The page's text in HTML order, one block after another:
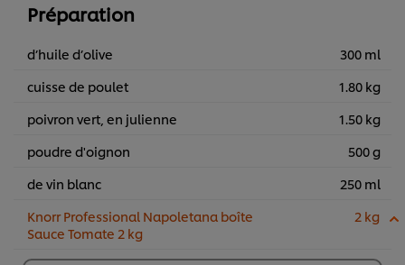
Préparation
d’huile d’olive
300 ml
cuisse de poulet
1.80 kg
poivron vert, en julienne
1.50 kg
poudre d'oignon
500 g
de vin blanc
250 ml
Knorr Professional Napoletana boîte
Sauce Tomate 2 kg
2 kg